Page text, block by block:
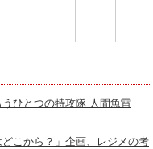
ひとつの特攻隊 人間魚雷
こから？」企画、レジメの考